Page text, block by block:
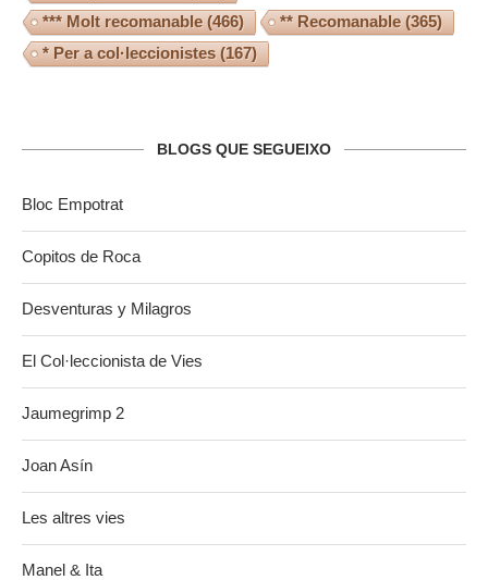
*** Molt recomanable(466) ** Recomanable(365)
* Per a col·leccionistes (167)
BLOGS QUE SEGUEIXO
Bloc Empotrat
Copitos de Roca
Desventuras y Milagros
El Col·leccionista de Vies
Jaumegrimp 2
Joan Asín
Les altres vies
Manel & Ita